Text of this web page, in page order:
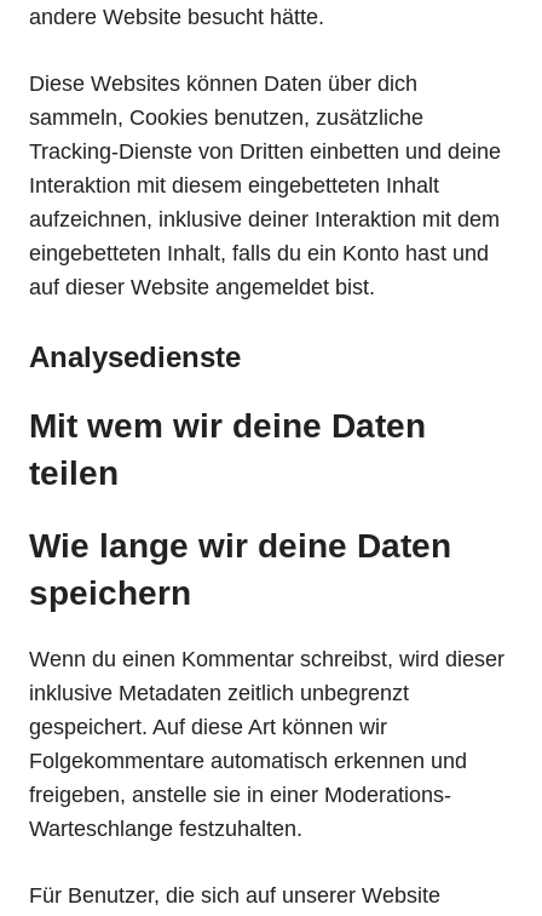
andere Website besucht hätte.
Diese Websites können Daten über dich
sammeln, Cookies benutzen, zusätzliche
Tracking-Dienste von Dritten einbetten und deine
Interaktion mit diesem eingebetteten Inhalt
aufzeichnen, inklusive deiner Interaktion mit dem
eingebetteten Inhalt, falls du ein Konto hast und
auf dieser Website angemeldet bist.
Analysedienste
Mit wem wir deine Daten
teilen
Wie lange wir deine Daten
speichern
Wenn du einen Kommentar schreibst, wird dieser
inklusive Metadaten zeitlich unbegrenzt
gespeichert. Auf diese Art können wir
Folgekommentare automatisch erkennen und
freigeben, anstelle sie in einer Moderations-
Warteschlange festzuhalten.
Für Benutzer, die sich auf unserer Website